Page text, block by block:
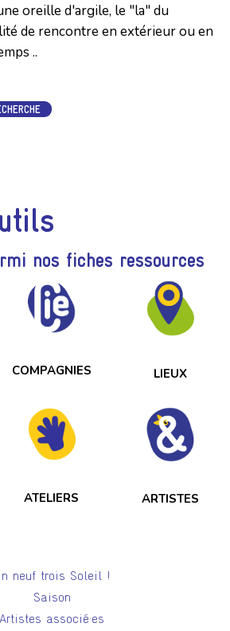
oreille d'argile, le "la" du
de rencontre en extérieur ou en
..
nos fiches ressources
COMPAGNIES LIEUX
ATELIERS ARTISTES
neuf trois Soleil !
Saison
Artistes associé·es